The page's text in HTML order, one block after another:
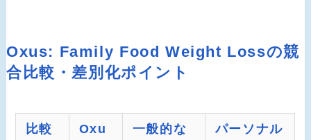
Oxus: Family Food Weight Lossの競
合比較・差別化ポイント
比較
Oxu
一般的な
パーソナル